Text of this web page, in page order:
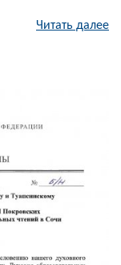
Читать далее